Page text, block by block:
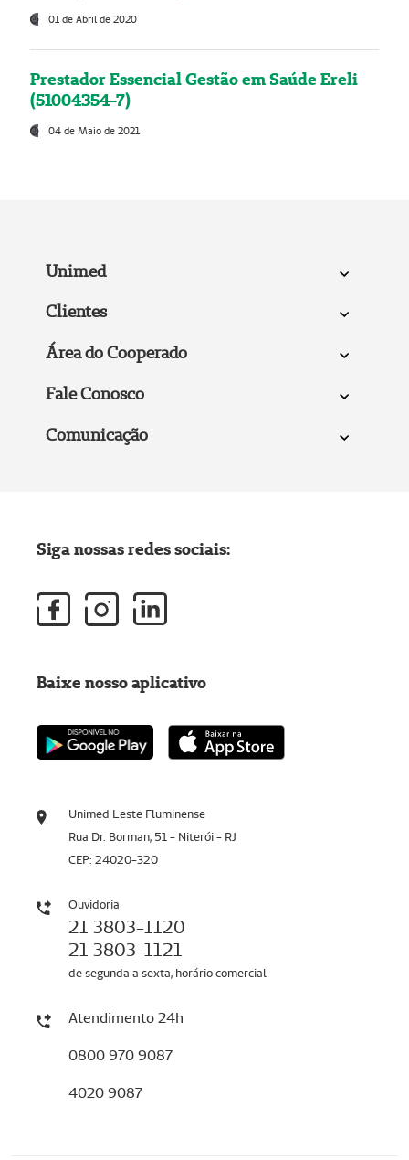
01 de Abril de 2020
Prestador Essencial Gestão em Saúde Ereli
(51004354-7)
04 de Maio de 2021
Unimed
Clientes
Área do Cooperado
Fale Conosco
Comunicação
Unimed Leste Fluminense
Rua Dr. Borman, 51 - Niterói - RJ
CEP: 24020-320
Ouvidoria
21 3803-1120
21 3803-1121
de segunda a sexta, horário comercial
Atendimento 24h
0800 970 9087
4020 9087
Siga nossas redes sociais:
Baixe nosso aplicativo